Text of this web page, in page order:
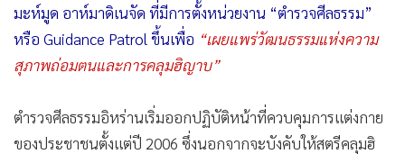
มะห์มูด อาห์มาดิเนจัด ที่มีการตั้งหน่วยงาน “ตำรวจศีลธรรม”
หรือ Guidance Patrol ขึ้นเพื่อ “เผยแพร่วัฒนธรรมแห่งความ
สุภาพถ่อมตนและการคลุมฮิญาบ”
ตำรวจศีลธรรมอิหร่านเริ่มออกปฏิบัติหน้าที่ควบคุมการแต่งกาย
ของประชาชนตั้งแต่ปี 2006 ซึ่งนอกจากจะบังคับให้สตรีคลุมฮิ